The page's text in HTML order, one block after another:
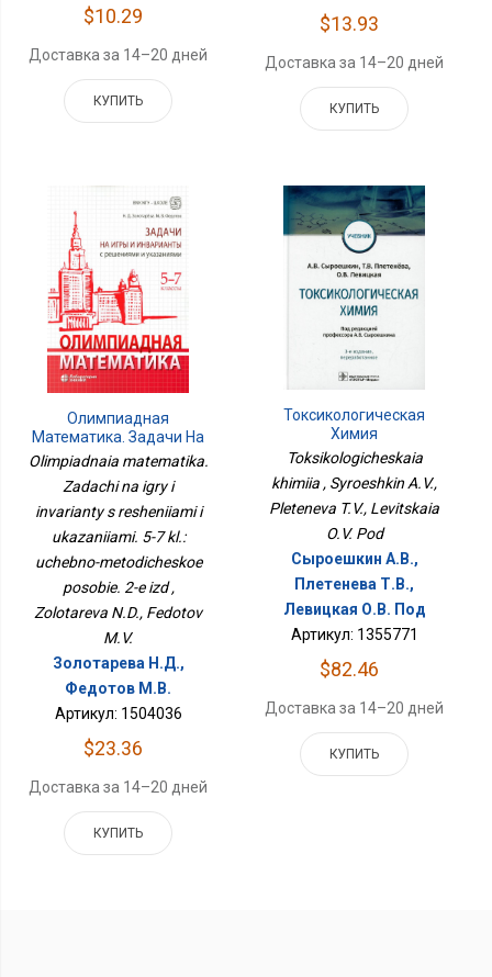
$10.29
Доставка за 14–20 дней
КУПИТЬ
$13.93
Доставка за 14–20 дней
КУПИТЬ
Олимпиадная
Математика. Задачи На
Игры И Инварианты С
Указаниями. 5-7 Кл.:
Учебно-Методическое
Пособие. 2-Е Изд
Olimpiadnaia matematika.
Zadachi na igry i
invarianty s resheniiami i
ukazaniiami. 5-7 kl.:
uchebno-metodicheskoe
posobie. 2-e izd ,
Zolotareva N.D., Fedotov
M.V.
Золотарева Н.Д.,
Федотов М.В.
Артикул: 1504036
$23.36
Доставка за 14–20 дней
КУПИТЬ
Токсикологическая
Химия
Toksikologicheskaia
khimiia , Syroeshkin A.V.,
Pleteneva T.V., Levitskaia
O.V. Pod
Сыроешкин А.В.,
Плетенева Т.В.,
Левицкая О.В. Под
Артикул: 1355771
$82.46
Доставка за 14–20 дней
КУПИТЬ